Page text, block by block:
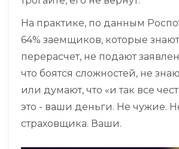
На практике, по данным
64% заемщиков, которые
перерасчет, не подают
что боятся сложностей, не
или думают, что «и так все
это - ваши деньги. Не чужие.
страховщика. Ваши.